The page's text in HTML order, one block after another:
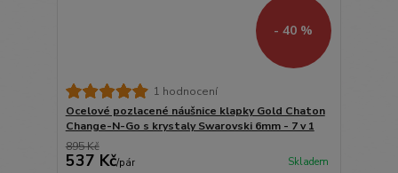
- 40 %
1 hodnocení
Ocelové pozlacené náušnice klapky Gold Chaton
Change-N-Go s krystaly Swarovski 6mm - 7 v 1
895 Kč
537 Kč/pár Skladem